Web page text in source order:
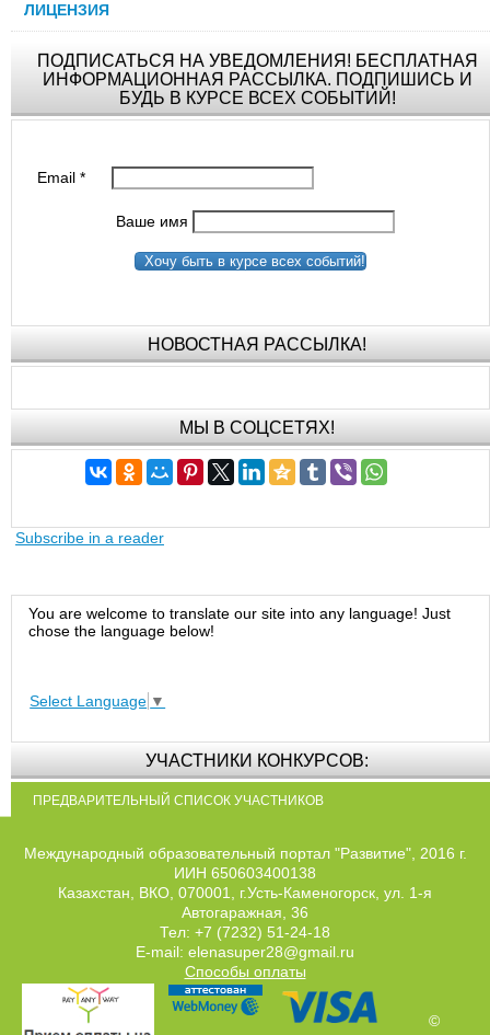
ЛИЦЕНЗИЯ
ПОДПИСАТЬСЯ НА УВЕДОМЛЕНИЯ! БЕСПЛАТНАЯ
ИНФОРМАЦИОННАЯ РАССЫЛКА. ПОДПИШИСЬ И
БУДЬ В КУРСЕ ВСЕХ СОБЫТИЙ!
Email*
Ваше имя
Хочу быть в курсе всех событий!
НОВОСТНАЯ РАССЫЛКА!
МЫ В СОЦСЕТЯХ!
Subscribe in a reader
You are welcome to translate our site into any language! Just
chose the language below!
Select Language ▼
УЧАСТНИКИ КОНКУРСОВ:
ПРЕДВАРИТЕЛЬНЫЙ СПИСОК УЧАСТНИКОВ
Международный образовательный портал "Развитие", 2016 г.
ИИН 650603400138
Казахстан, ВКО, 070001, г.Усть-Каменогорск, ул. 1-я
Автогаражная, 36
Тел: +7 (7232) 51-24-18
E-mail: elenasuper28@gmail.ru
Способы оплаты
©